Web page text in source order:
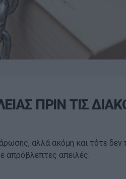
ΠΡΙΝ ΤΙΣ
αλλά ακόμη και τότε
απρόβλεπτες απειλές.